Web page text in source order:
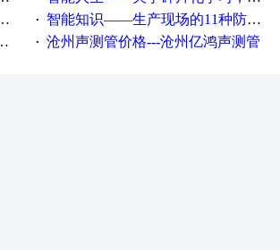
· 智能知识——生产现场的11种防错！(1)
· 沧州声测管价格---沧州亿鸿声测管​